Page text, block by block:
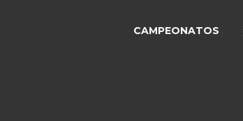
CAMPEONATOS